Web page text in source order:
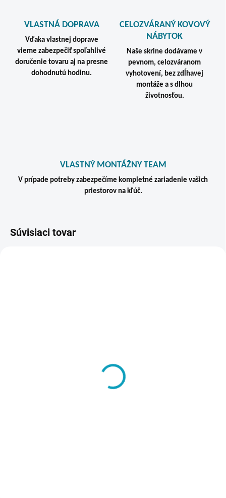
VLASTNÁ DOPRAVA
Vďaka vlastnej doprave
vieme zabezpečiť spoľahlivé
doručenie tovaru aj na presne
dohodnutú hodinu.
CELOZVÁRANÝ KOVOVÝ
NÁBYTOK
Naše skrine dodávame v
pevnom, celozváranom
vyhotovení, bez zdĺhavej
montáže a s dlhou
životnosťou.
VLASTNÝ MONTÁŽNY TEAM
V prípade potreby zabezpečíme kompletné zariadenie vašich
priestorov na kľúč.
Súvisiaci tovar